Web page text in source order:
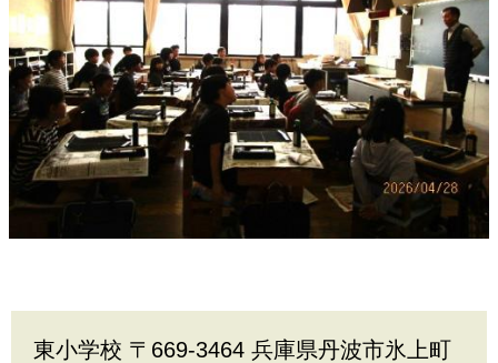
東小学校 〒669-3464 兵庫県丹波市氷上町